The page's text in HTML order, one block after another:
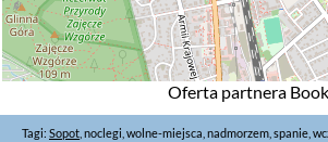
Oferta partnera
Tagi: Sopot , noclegi, wolne-miejsca, nadmorzem, spanie,